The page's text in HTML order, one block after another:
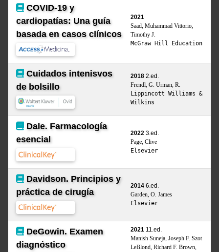
COVID-19 y
cardiopatías: Una guía
basada en casos clínicos
2021
Saad, Muhammad Vittorio,
Timothy J.
McGraw Hill Education
Cuidados intenisvos
de bolsillo
2018 2.ed.
Frendl, G. Urman, R.
Lippincott Williams &
Wilkins
Dale. Farmacología
esencial
2022 3.ed.
Page, Clive
Elsevier
Davidson. Principios y
práctica de cirugía
2014 6.ed.
Garden, O. James
Elsevier
DeGowin. Examen
diagnóstico
2021 11.ed.
Manish Suneja, Joseph F. Szot
LeBlond, Richard F. Brown,